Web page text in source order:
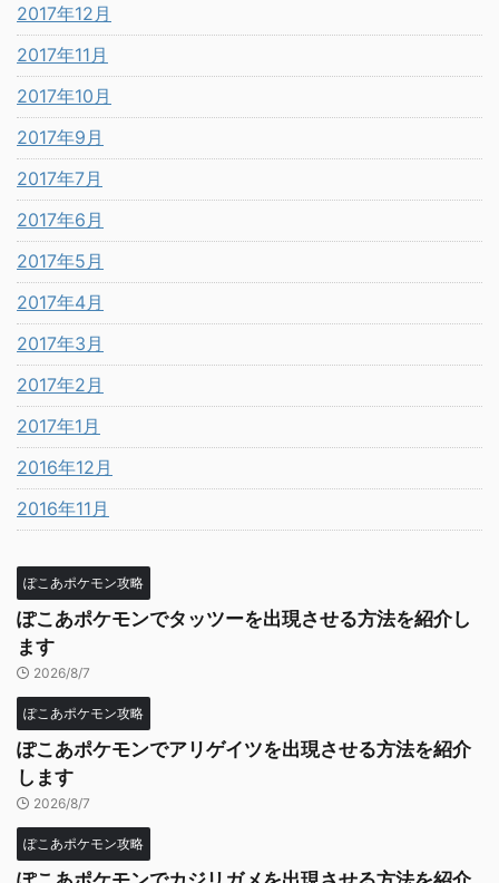
2017年12月
2017年11月
2017年10月
2017年9月
2017年7月
2017年6月
2017年5月
2017年4月
2017年3月
2017年2月
2017年1月
2016年12月
2016年11月
ぽこあポケモン攻略
ぽこあポケモンでタッツーを出現させる方法を紹介し
ます
2026/8/7
ぽこあポケモン攻略
ぽこあポケモンでアリゲイツを出現させる方法を紹介
します
2026/8/7
ぽこあポケモン攻略